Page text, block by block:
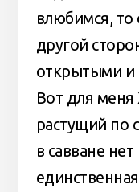
влюбимся, то
другой
открытыми и
Вот для
растущий по
в савване